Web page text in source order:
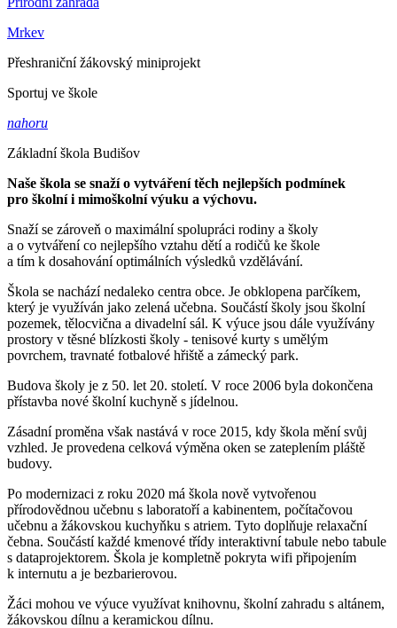
Mrkev
Přeshraniční žákovský miniprojekt
Sportuj ve škole
nahoru
Základní škola Budišov
Naše škola se snaží o vytváření těch nejlepších podmínek
pro školní i mimoškolní výuku a výchovu.
Snaží se zároveň o maximální spolupráci rodiny a školy
a o vytváření co nejlepšího vztahu dětí a rodičů ke škole
a tím k dosahování optimálních výsledků vzdělávání.
Škola se nachází nedaleko centra obce. Je obklopena parčíkem,
který je využíván jako zelená učebna. Součástí školy jsou školní
pozemek, tělocvična a divadelní sál. K výuce jsou dále využívány
prostory v těsné blízkosti školy - tenisové kurty s umělým
povrchem, travnaté fotbalové hřiště a zámecký park.
Budova školy je z 50. let 20. století. V roce 2006 byla dokončena
přístavba nové školní kuchyně s jídelnou.
Zásadní proměna však nastává v roce 2015, kdy škola mění svůj
vzhled. Je provedena celková výměna oken se zateplením pláště
budovy.
Po modernizaci z roku 2020 má škola nově vytvořenou
přírodovědnou učebnu s laboratoří a kabinentem, počítačovou
učebnu a žákovskou kuchyňku s atriem. Tyto doplňuje relaxační
čebna. Součástí každé kmenové třídy interaktivní tabule nebo tabule
s dataprojektorem. Škola je kompletně pokryta wifi připojením
k internutu a je bezbarierovou.
Žáci mohou ve výuce využívat knihovnu, školní zahradu s altánem,
žákovskou dílnu a keramickou dílnu.